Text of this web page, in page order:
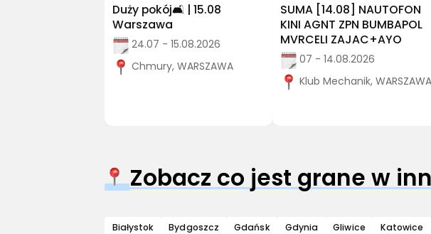
Duży pokój🛋️ | 15.08
Warszawa
24.07 - 15.08.2026
Chmury, WARSZAWA
SUMA [14.08] NAUTOFON
KINI AGNT ZPN BUMBAPOL
MVRCELI ZAJAC+AYO
07 - 14.08.2026
Klub Mechanik, WARSZAWA
Zobacz co jest grane w
Białystok Bydgoszcz Gdańsk Gdynia Gliwice Katowice